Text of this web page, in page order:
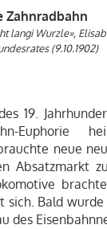
Zahnradbahn
langi Wurzle»,
(9.10.1902)
19.
Euphorie
neue
Absatzmarkt
sich. Bald
des